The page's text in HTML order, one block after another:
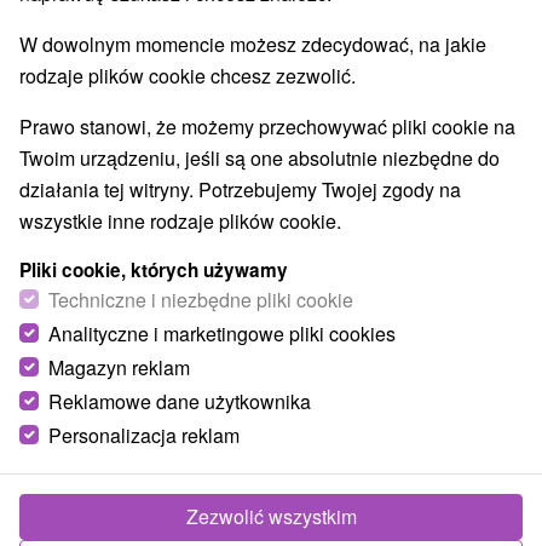
W dowolnym momencie możesz zdecydować, na jakie
rodzaje plików cookie chcesz zezwolić.
Prawo stanowi, że możemy przechowywać pliki cookie na
Twoim urządzeniu, jeśli są one absolutnie niezbędne do
działania tej witryny. Potrzebujemy Twojej zgody na
wszystkie inne rodzaje plików cookie.
Pliki cookie, których używamy
Techniczne i niezbędne pliki cookie
Analityczne i marketingowe pliki cookies
Magazyn reklam
Reklamowe dane użytkownika
Personalizacja reklam
Zezwolić wszystkim